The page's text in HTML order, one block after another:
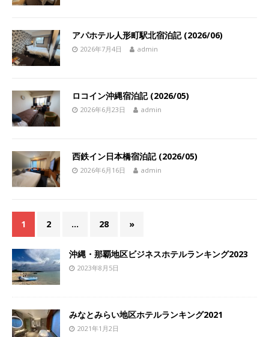
アパホテル人形町駅北宿泊記 (2026/06)
2026年7月4日 admin
ロコイン沖縄宿泊記 (2026/05)
2026年6月23日 admin
西鉄イン日本橋宿泊記 (2026/05)
2026年6月16日 admin
1 2 … 28 »
沖縄・那覇地区ビジネスホテルランキング2023
2023年8月5日
みなとみらい地区ホテルランキング2021
2021年1月2日